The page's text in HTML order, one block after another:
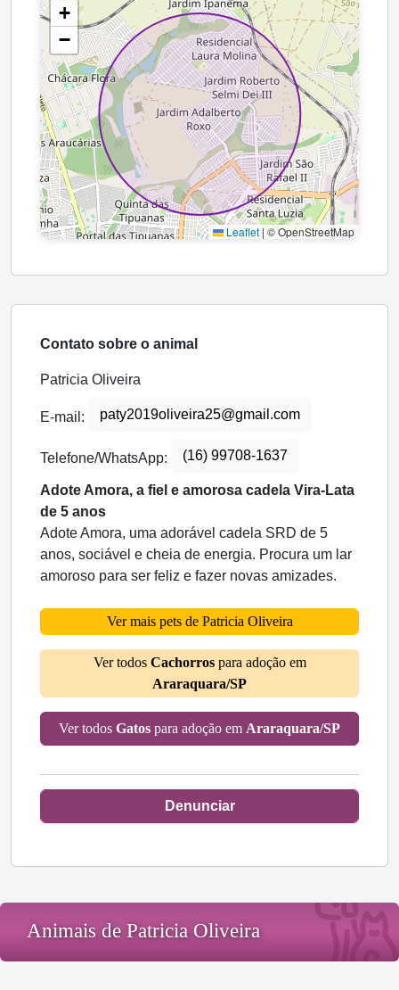
+
−
Leaflet | © OpenStreetMap
Contato sobre o animal
Patricia Oliveira
E-mail: paty2019oliveira25@gmail.com
Telefone/WhatsApp: (16) 99708-1637
Adote Amora, a fiel e amorosa cadela Vira-Lata
de 5 anos
Adote Amora, uma adorável cadela SRD de 5
anos, sociável e cheia de energia. Procura um lar
amoroso para ser feliz e fazer novas amizades.
Ver mais pets de Patricia Oliveira
Ver todos Cachorrospara adoção em
Araraquara/SP
Ver todos Gatos para adoção em Araraquara/SP
Denunciar
Animais de Patricia Oliveira